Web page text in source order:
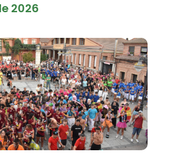
2026